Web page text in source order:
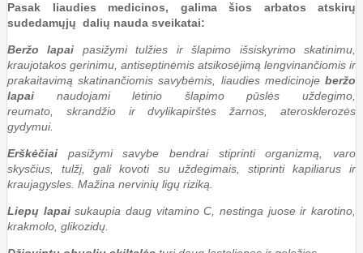
Pasak liaudies medicinos, galima šios arbatos atskirų
sudedamųjų dalių nauda sveikatai:
Beržo lapai pasižymi tulžies ir šlapimo išsiskyrimo skatinimu,
kraujotakos gerinimu, antiseptinėmis atsikosėjimą lengvinančiomis ir
prakaitavimą skatinančiomis savybėmis, liaudies medicinoje beržo
lapai naudojami lėtinio šlapimo pūslės uždegimo,
reumato, skrandžio ir dvylikapirštės žarnos, aterosklerozės
gydymui.
Erškėčiai pasižymi savybe bendrai stiprinti organizmą, varo
skysčius, tulžį, gali kovoti su uždegimais, stiprinti kapiliarus ir
kraujagysles. Mažina nervinių ligų riziką.
Liepų lapaisukaupia daug vitamino C, nestinga juose ir karotino,
krakmolo, glikozidų.